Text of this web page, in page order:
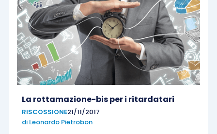
La rottamazione-bis per i ritardatari
RISCOSSIONE21/11/2017
di Leonardo Pietrobon